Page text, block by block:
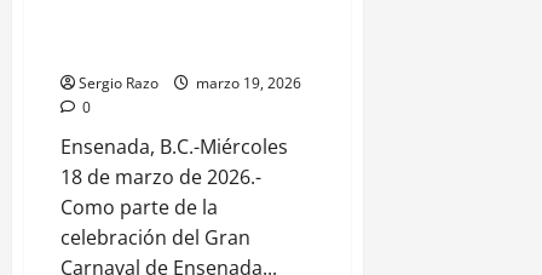
Sergio Razo
marzo 19, 2026
0
Ensenada, B.C.-Miércoles
18 de marzo de 2026.-
Como parte de la
celebración del Gran
Carnaval de Ensenada...